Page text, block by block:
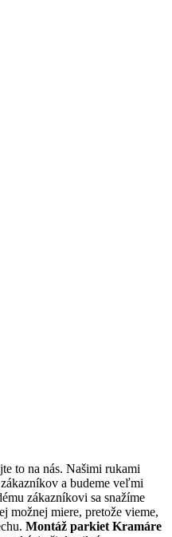
to na nás. Našimi rukami
a budeme veľmi
zákazníkovi sa snažíme
možnej miere, pretože vieme,
Montáž parkiet Kramáre